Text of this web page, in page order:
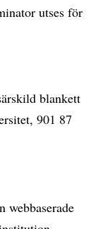
utses för
blankett
901 87